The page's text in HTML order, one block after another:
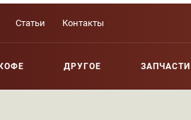
Статьи Контакты
ДРУГОЕ ЗАПЧАСТИ